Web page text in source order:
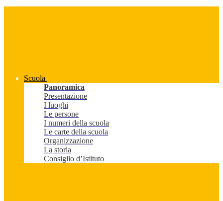
Scuola
Panoramica
Presentazione
I luoghi
Le persone
I numeri della scuola
Le carte della scuola
Organizzazione
La storia
Consiglio d’Istituto